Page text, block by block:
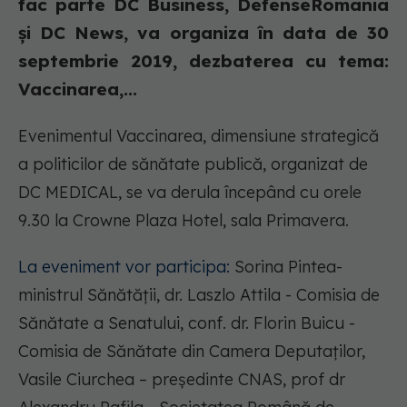
fac parte DC Business, DefenseRomania
și DC News, va organiza în data de 30
septembrie 2019, dezbaterea cu tema:
Vaccinarea,...
Evenimentul Vaccinarea, dimensiune strategică
a politicilor de sănătate publică, organizat de
DC MEDICAL, se va derula începând cu orele
9.30 la Crowne Plaza Hotel, sala Primavera.
La eveniment vor participa: Sorina Pintea-
ministrul Sănătății, dr. Laszlo Attila - Comisia de
Sănătate a Senatului, conf. dr. Florin Buicu -
Comisia de Sănătate din Camera Deputaților,
Vasile Ciurchea – președinte CNAS, prof dr